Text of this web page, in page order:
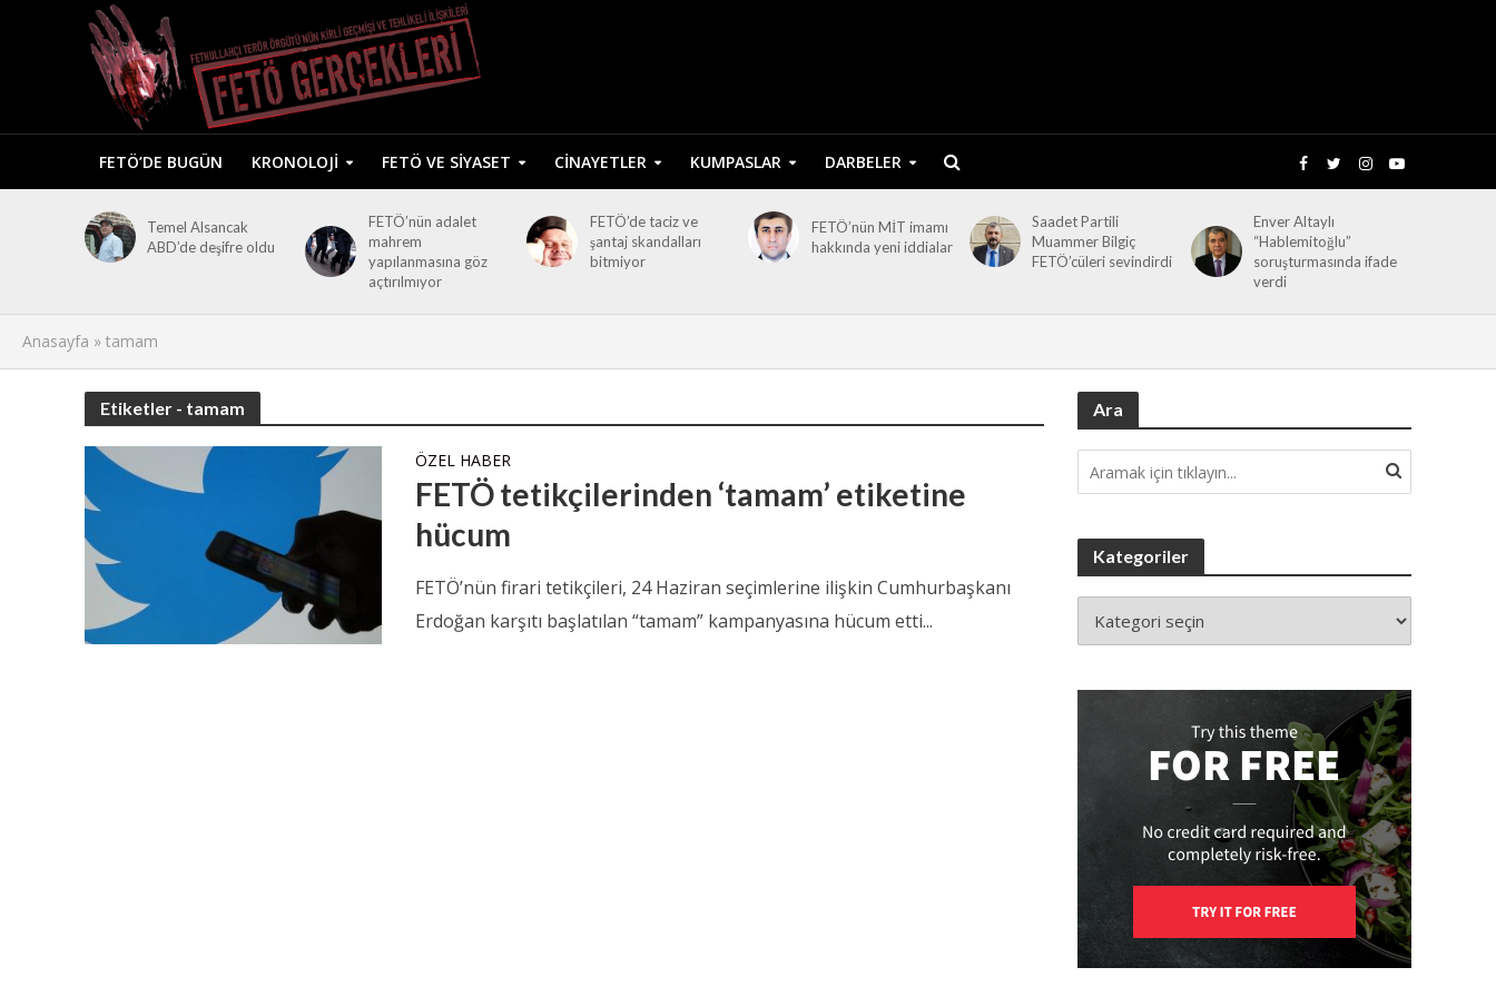
FETÖ’DE BUGÜN KRONOLOJI FETÖ VE SIYASET CINAYETLER KUMPASLAR DARBELER
Temel Alsancak
ABD’de deşifre oldu
FETÖ’nün adalet
mahrem
yapılanmasına göz
açtırılmıyor
FETÖ’de taciz ve
şantaj skandalları
bitmiyor
FETÖ’nün MİT imamı
hakkında yeni iddialar
Saadet Partili
Muammer Bilgiç
FETÖ’cüleri sevindirdi
Enver Altaylı
“Hablemitoğlu”
soruşturmasında ifade
verdi
Anasayfa » tamam
Etiketler - tamam
ÖZEL HABER
FETÖ tetikçilerinden ‘tamam’ etiketine
hücum
FETÖ’nün firari tetikçileri, 24 Haziran seçimlerine ilişkin Cumhurbaşkanı
Erdoğan karşıtı başlatılan “tamam” kampanyasına hücum etti...
Ara
Kategoriler